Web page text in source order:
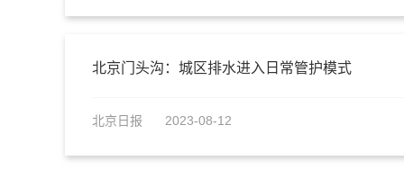
北京门头沟：城区排水进入日常管护模式‍‍‍‍‍
北京日报 2023-08-12